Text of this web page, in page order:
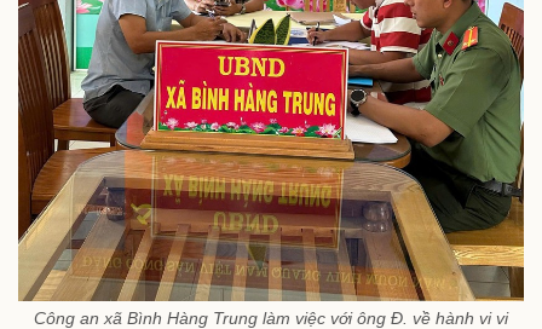
Công an xã Bình Hàng Trung làm việc với ông Đ. về hành vi vi